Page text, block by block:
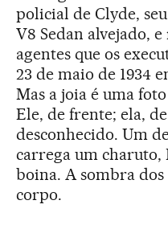
policial de Clyde,
V8 Sedan alvejado,
agentes que os
23 de maio de 1934
Mas a joia é uma
Ele, de frente; ela,
desconhecido. Um
carrega um charuto,
boina. A sombra dos
corpo.